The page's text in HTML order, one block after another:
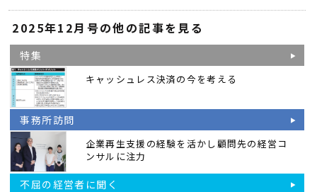
2025年12月号の他の記事を見る
特集
キャッシュレス決済の今を考える
事務所訪問
企業再生支援の経験を活かし顧問先の経営コ
ンサルに注力
不屈の経営者に聞く